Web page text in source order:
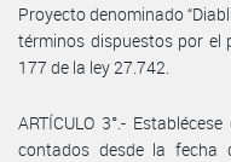
Proyecto denominado
términos dispuestos por
177 de la ley 27.742.
ARTÍCULO 3°.-
contados desde la fecha